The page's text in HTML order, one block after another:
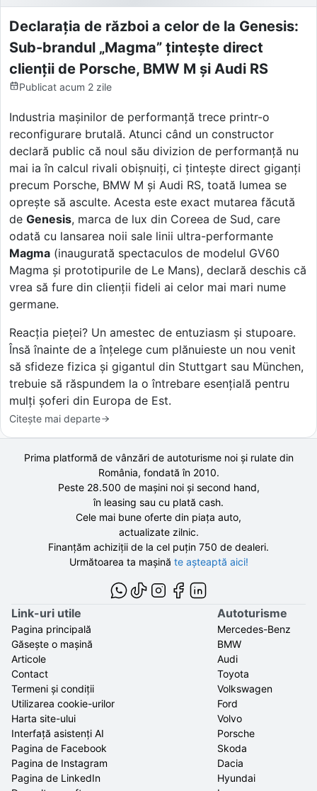
Declarația de război a celor de la Genesis:
Sub-brandul „Magma” țintește direct
clienții de Porsche, BMW M și Audi RS
Publicat acum 2 zile
Industria mașinilor de performanță trece printr-o
reconfigurare brutală. Atunci când un constructor
declară public că noul său divizion de performanță nu
mai ia în calcul rivali obișnuiți, ci țintește direct giganți
precum Porsche, BMW M și Audi RS, toată lumea se
oprește să asculte. Acesta este exact mutarea făcută
de Genesis, marca de lux din Coreea de Sud, care
odată cu lansarea noii sale linii ultra-performante
Magma (inaugurată spectaculos de modelul GV60
Magma și prototipurile de Le Mans), declară deschis că
vrea să fure din clienții fideli ai celor mai mari nume
germane.
Reacția pieței? Un amestec de entuziasm și stupoare.
Însă înainte de a înțelege cum plănuieste un nou venit
să sfideze fizica și gigantul din Stuttgart sau München,
trebuie să răspundem la o întrebare esențială pentru
mulți șoferi din Europa de Est.
Citește mai departe
Prima platformă de vânzări de autoturisme noi și rulate din
România, fondată în 2010.
Peste 28.500 demașini noi și second hand,
în leasing sau cu plată cash.
Cele mai bune oferte din piața auto,
actualizate zilnic.
Finanțăm achiziții de la cel puțin 750 de dealeri.
Următoarea ta mașină te așteaptă aici!
Link-uri utile
Pagina principală
Găsește o mașină
Articole
Contact
Termeni și condiții
Utilizarea cookie-urilor
Harta site-ului
Interfață asistenți AI
Pagina de Facebook
Pagina de Instagram
Pagina de LinkedIn
Autoturisme
Mercedes-Benz
BMW
Audi
Toyota
Volkswagen
Ford
Volvo
Porsche
Skoda
Dacia
Hyundai